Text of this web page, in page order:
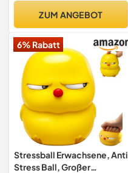
Hause 3 cm
ZUM ANGEBOT
6% Rabatt
Stressball Erwachsene, Anti
Stress Ball, Großer